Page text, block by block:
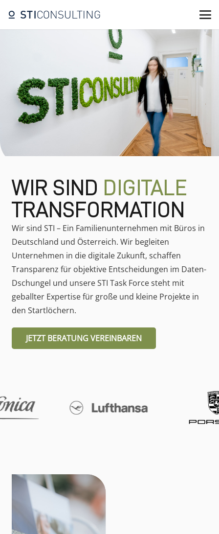
WIR SIND DIGITALE
TRANSFORMATION
Wir sind STI – Ein Familienunternehmen mit Büros in
Deutschland und Österreich. Wir begleiten
Unternehmen in die digitale Zukunft, schaffen
Transparenz für objektive Entscheidungen im Daten-
Dschungel und unsere STI Task Force steht mit
geballter Expertise für große und kleine Projekte in
den Startlöchern.
JETZT BERATUNG VEREINBAREN